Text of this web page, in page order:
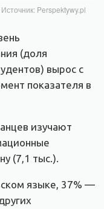
Perspektywy.pl
(доля
вырос с
показателя в
изучают
(7,1 тыс.).
языке, 37% —